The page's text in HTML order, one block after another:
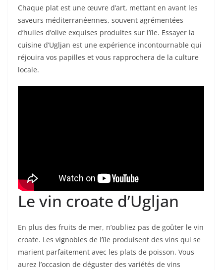
Chaque plat est une œuvre d’art, mettant en avant les
saveurs méditerranéennes, souvent agrémentées
d’huiles d’olive exquises produites sur l’île. Essayer la
cuisine d’Ugljan est une expérience incontournable qui
réjouira vos papilles et vous rapprochera de la culture
locale.
Le vin croate d’Ugljan
En plus des fruits de mer, n’oubliez pas de goûter le vin
croate. Les vignobles de l’île produisent des vins qui se
marient parfaitement avec les plats de poisson. Vous
aurez l’occasion de déguster des variétés de vins